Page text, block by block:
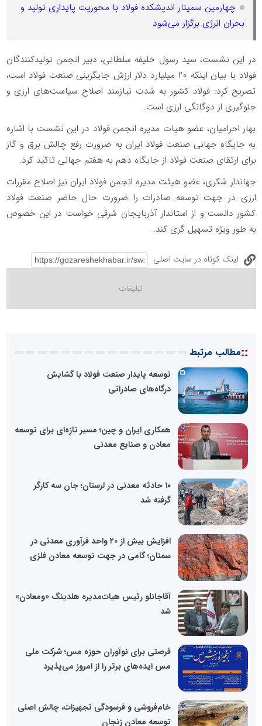
چهارمین سمینار اندیشکده فولاد با محوریت پایداری تولید و
بحران انرژی برگزار می‌شود
در این نشست، سید رسول خلیفه سلطانی، دبیر انجمن تولیدکنندگان
فولاد با بیان اینکه ۲۰ میلیارد دلار ارزش جایگزینی صنعت فولاد است،
تصریح کرد: فولاد کشور به شدت نیازمند اصلاح سیاست‌های ارزی و
جلوگیری از دوگانگی ارزی است.
بهار احرامیان، عضو هیات مدیره انجمن فولاد در این نشست با اشاره
به جایگاه جهانی صنعت فولاد ایران به ضرورت رفع چالش برق و گاز
برای ارتقای صنعت فولاد از جایگاه دهم به هفتم جهانی تاکید کرد.
جهاندار شکری، عضو هیئت مدیره انجمن فولاد ایران نیز اصلاح مقررات
ارزی در جهت توسعه صادرات را ضرورت حال حاضر صنعت فولاد
کشور دانست و از استاندار آذربایجان شرقی خواست در این خصوص
به طور ویژه تسهیل گری کند.
لینک کوتاه در سایت اصلی
::مطالب مرتبط
توسعه پایدار صنعت فولاد با گشایش
درگاه‌های صادراتی
همکاری ایران و چین؛ مسیر تازه‌ای برای توسعه
معادن و صنایع معدنی
۱۰ حادثه معدنی در لرستان؛ جان سه کارگر
گرفته شد
افزایش بیش از ۲۰ واحد فرآوری معدنی در
سمنان؛ گامی در جهت توسعه معادن فلزی
آقاجانلو رئیس هیات‌مدیره هلدینگ «ومعادن»
شد
فرصتی برای نوآوران حوزه مس؛ شرکت ملی
مس ایده‌های برتر را از امروز می‌پذیرد
خام‌فروشی و فرسودگی تجهیزات، چالش اصلی
توسعه معادن زنجان